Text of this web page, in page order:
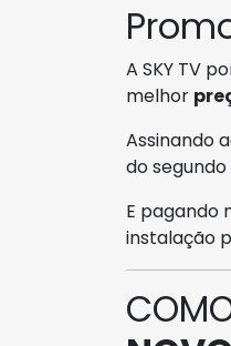
A SKY TV
melhor
Assinando
do
E pagando
instalação